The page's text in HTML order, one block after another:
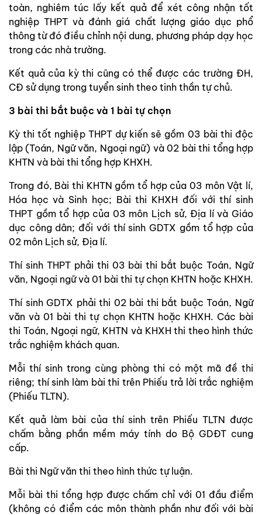
toàn, nghiêm túc lấy kết quả để xét công nhận tốt
nghiệp THPT và đánh giá chất lượng giáo dục phổ
thông từ đó điều chỉnh nội dung, phương pháp dạy học
trong các nhà trường.
Kết quả của kỳ thi cũng có thể được các trường ĐH,
CĐ sử dụng trong tuyển sinh theo tinh thần tự chủ.
3 bài thi bắt buộc và 1 bài tự chọn
Kỳ thi tốt nghiệp THPT dự kiến sẽ gồm 03 bài thi độc
lập (Toán, Ngữ văn, Ngoại ngữ) và 02 bài thi tổng hợp
KHTN và bài thi tổng hợp KHXH.
Trong đó, Bài thi KHTN gồm tổ hợp của 03 môn Vật lí,
Hóa học và Sinh học; Bài thi KHXH đối với thí sinh
THPT gồm tổ hợp của 03 môn Lịch sử, Địa lí và Giáo
dục công dân; đối với thí sinh GDTX gồm tổ hợp của
02 môn Lịch sử, Địa lí.
Thí sinh THPT phải thi 03 bài thi bắt buộc Toán, Ngữ
văn, Ngoại ngữ và 01 bài thi tự chọn KHTN hoặc KHXH.
Thí sinh GDTX phải thi 02 bài thi bắt buộc Toán, Ngữ
văn và 01 bài thi tự chọn KHTN hoặc KHXH. Các bài
thi Toán, Ngoại ngữ, KHTN và KHXH thi theo hình thức
trắc nghiệm khách quan.
Mỗi thí sinh trong cùng phòng thi có một mã đề thi
riêng; thí sinh làm bài thi trên Phiếu trả lời trắc nghiệm
(Phiếu TLTN).
Kết quả làm bài của thí sinh trên Phiếu TLTN được
chấm bằng phần mềm máy tính do Bộ GDĐT cung
cấp.
Bài thi Ngữ văn thi theo hình thức tự luận.
Mỗi bài thi tổng hợp được chấm chỉ với 01 đầu điểm
(không có điểm các môn thành phần như đối với bài